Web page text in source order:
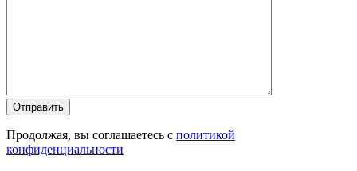
Продолжая, вы соглашаетесь с политикой
конфиденциальности